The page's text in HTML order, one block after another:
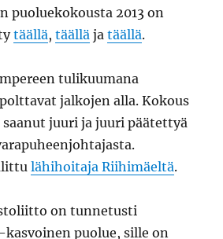
puoluekokousta 2013 on
täällä,täällä jatäällä.
tulikuumana
jalkojen alla. Kokous
saanut juuri ja juuri päätettyä
lähihoitaja Riihimäeltä.
on tunnetusti
puolue, sille on